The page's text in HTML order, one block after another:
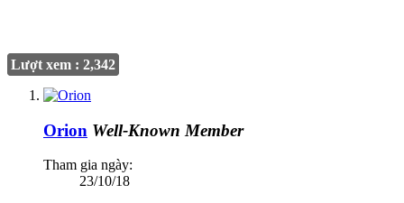
Lượt xem : 2,342
Orion Well-Known Member
Tham gia ngày:
23/10/18